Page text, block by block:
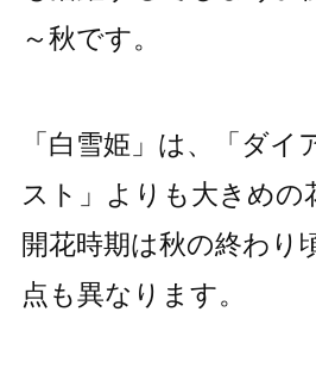
～秋です。
「白雪姫」は、「ダイ
スト」よりも大きめの
開花時期は秋の終わり
点も異なります。